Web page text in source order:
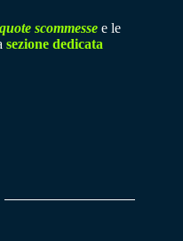
quote scommesse e le
sezione dedicata